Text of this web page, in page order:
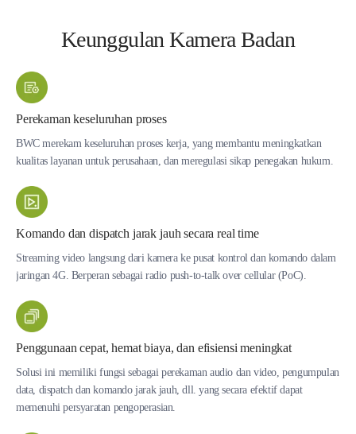
Keunggulan Kamera Badan
Perekaman keseluruhan proses
BWC merekam keseluruhan proses kerja, yang membantu meningkatkan
kualitas layanan untuk perusahaan, dan meregulasi sikap penegakan hukum.
Komando dan dispatch jarak jauh secara real time
Streaming video langsung dari kamera ke pusat kontrol dan komando dalam
jaringan 4G. Berperan sebagai radio push-to-talk over cellular (PoC).
Penggunaan cepat, hemat biaya, dan efisiensi meningkat
Solusi ini memiliki fungsi sebagai perekaman audio dan video, pengumpulan
data, dispatch dan komando jarak jauh, dll. yang secara efektif dapat
memenuhi persyaratan pengoperasian.